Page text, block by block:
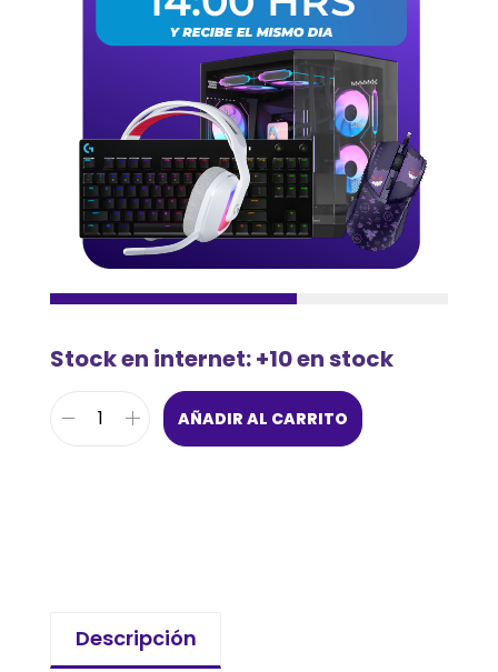
Stock en internet: +10 en stock
AÑADIR AL CARRITO
Descripción